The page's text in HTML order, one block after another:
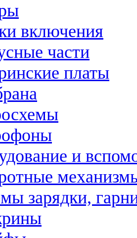
включения
части
платы
и
зарядки,